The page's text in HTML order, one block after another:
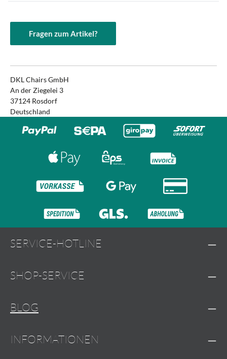
Fragen zum Artikel?
DKL Chairs GmbH
An der Ziegelei 3
37124 Rosdorf
Deutschland
SERVICE-HOTLINE
SHOP-SERVICE
BLOG
INFORMATIONEN